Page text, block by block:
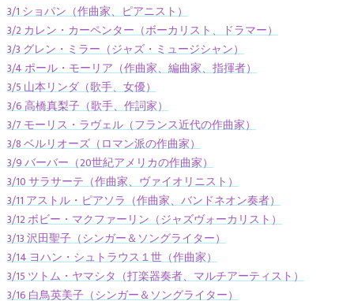
3/1 ショパン（作曲家、ピアニスト）
3/2 カレン・カーペンター（ボーカリスト、ドラマー）
3/3 グレン・ミラー（ジャズ・ミュージシャン）
3/4 ポール・モーリア（作曲家、編曲家、指揮者）
3/5 山本リンダ（歌手、女優）
3/6 高橋真梨子（歌手、作詞家）
3/7 モーリス・ラヴェル（フランス近代の作曲家）
3/8 ベルリオーズ（ロマン派の作曲家）
3/9 バーバー（20世紀アメリカの作曲家）
3/10 サラサーテ（作曲家、ヴァイオリニスト）
3/11 アストル・ピアソラ（作曲家、バンドネオン奏者）
3/12 ボビー・マクファーリン（ジャズヴォーカリスト）
3/13 沢田聖子（シンガー＆ソングライター）
3/14 ヨハン・シュトラウス１世（作曲家）
3/15 ツトム・ヤマシタ（打楽器奏者、マルチアーティスト）
3/16 白鳥英美子（シンガー＆ソングライター）